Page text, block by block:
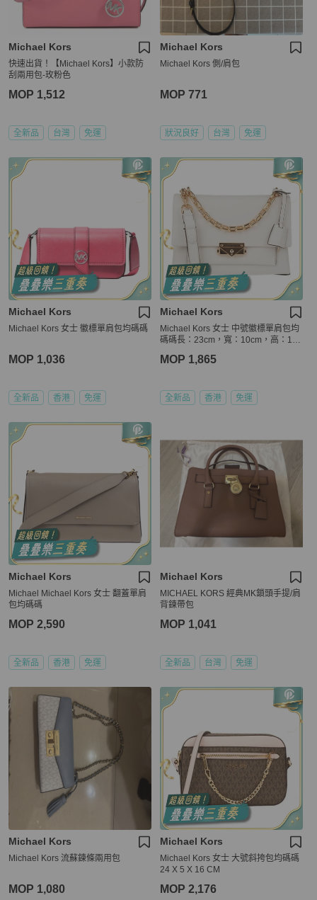
Michael Kors
快速出貨！【Michael Kors】小款防
刮兩用包-玫粉色
MOP 1,512
全新品 台灣 免運
Michael Kors
Michael Kors 側/肩包
MOP 771
狀況良好 台灣 免運
Michael Kors
Michael Kors 女士 徽標單肩包均碼碼
MOP 1,036
全新品 香港 免運
Michael Kors
Michael Kors 女士 中號徽標單肩包均
碼碼長：23cm，寬：10cm，高：16c
MOP 1,865
全新品 香港 免運
Michael Kors
Michael Michael Kors 女士 翻蓋單肩
包均碼碼
MOP 2,590
全新品 香港 免運
Michael Kors
MICHAEL KORS 經典MK鎖頭手提/肩
背鍊帶包
MOP 1,041
全新品 台灣 免運
Michael Kors
Michael Kors 流蘇鍊條兩用包
MOP 1,080
Michael Kors
Michael Kors 女士 大號斜挎包均碼碼
24 X 5 X 16 CM
MOP 2,176